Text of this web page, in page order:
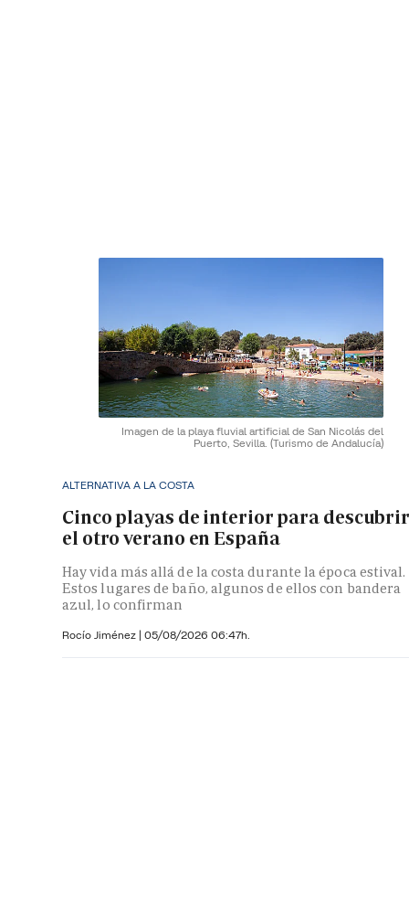
Imagen de la playa fluvial artificial de San Nicolás del
Puerto, Sevilla. (Turismo de Andalucía)
ALTERNATIVA A LA COSTA
Cinco playas de interior para
el otro verano en España
Hay vida más allá de la costa durante la época estival.
Estos lugares de baño, algunos de ellos con bandera
azul, lo confirman
Rocío Jiménez | 05/08/2026 06:47h.